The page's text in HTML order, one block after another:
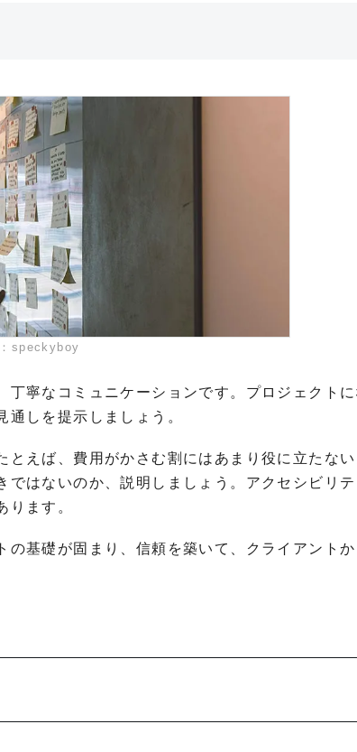
speckyboy
寧なコミュニケーションです。プロジェクト
しを提示しましょう。
えば、費用がかさむ割にはあまり役に立たな
はないのか、説明しましょう。アクセシビリ
ります。
基礎が固まり、信頼を築いて、クライアント